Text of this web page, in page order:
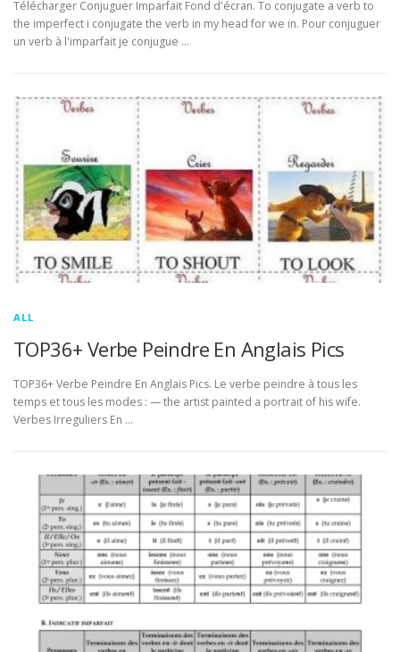
Télécharger Conjuguer Imparfait Fond d'écran. To conjugate a verb to
the imperfect i conjugate the verb in my head for we in. Pour conjuguer
un verb à l'imparfait je conjugue …
ALL
TOP36+ Verbe Peindre En Anglais Pics
TOP36+ Verbe Peindre En Anglais Pics. Le verbe peindre à tous les
temps et tous les modes : — the artist painted a portrait of his wife.
Verbes Irreguliers En …